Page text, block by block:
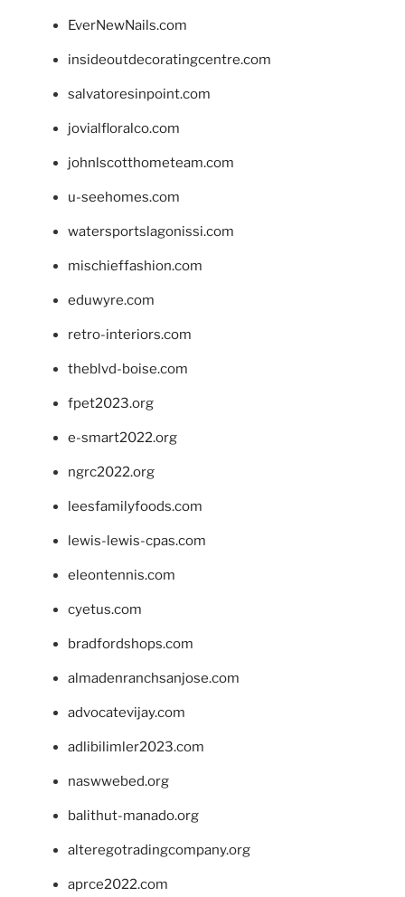
EverNewNails.com
insideoutdecoratingcentre.com
salvatoresinpoint.com
jovialfloralco.com
johnlscotthometeam.com
u-seehomes.com
watersportslagonissi.com
mischieffashion.com
eduwyre.com
retro-interiors.com
theblvd-boise.com
fpet2023.org
e-smart2022.org
ngrc2022.org
leesfamilyfoods.com
lewis-lewis-cpas.com
eleontennis.com
cyetus.com
bradfordshops.com
almadenranchsanjose.com
advocatevijay.com
adlibilimler2023.com
naswwebed.org
balithut-manado.org
alteregotradingcompany.org
aprce2022.com